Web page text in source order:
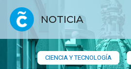
NOTICIA
CIENCIA Y TECNOLOGÍA